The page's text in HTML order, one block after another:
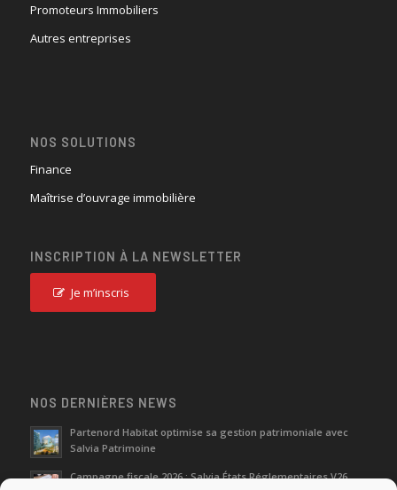
Promoteurs Immobiliers
Autres entreprises
NOS SOLUTIONS
Finance
Maîtrise d’ouvrage immobilière
INSCRIPTION À LA NEWSLETTER
Je m’inscris
NOS DERNIÈRES NEWS
Partenord Habitat optimise sa gestion patrimoniale avec
Salvia Patrimoine
Campagne fiscale 2026 : Salvia États Réglementaires V26